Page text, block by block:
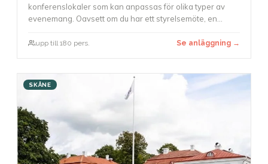
konferenslokaler som kan anpassas för olika typer av
evenemang. Oavsett om du har ett styrelsemöte, en
deltagare, finns det möjligheter att använda.
som passar bäst för ditt evenemang.
upp till 180 pers. Se anläggning →
SKÅNE